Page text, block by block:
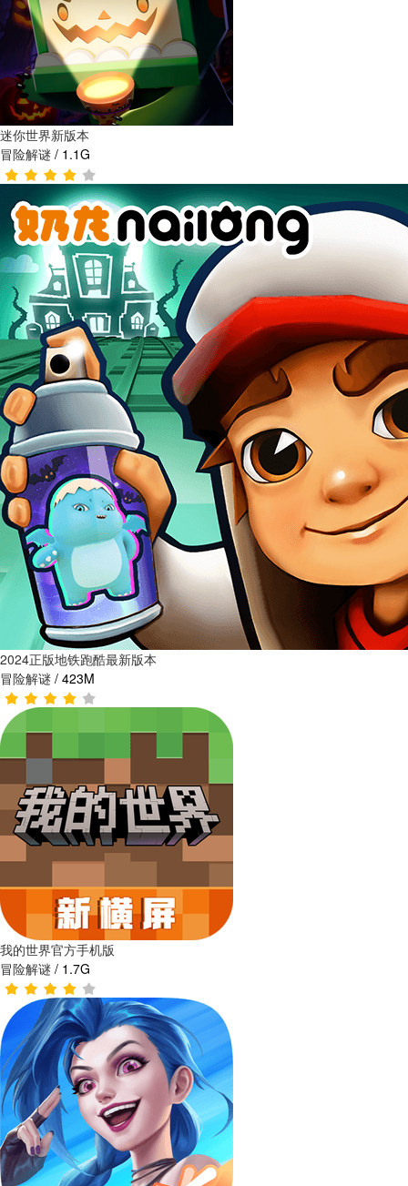
迷你世界新版本
冒险解谜 / 1.1G
2024正版地铁跑酷最新版本
冒险解谜 / 423M
我的世界官方手机版
冒险解谜 / 1.7G